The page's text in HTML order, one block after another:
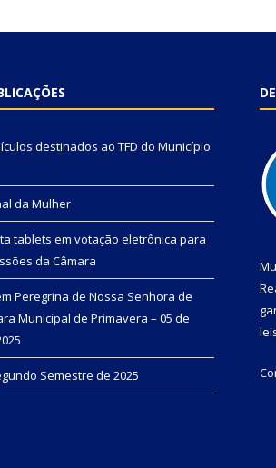
destinados ao TFD do Município
da Mulher
tablets em votação eletrônica para
da Câmara
Peregrina de Nossa Senhora de
Municipal de Primavera – 05 de
Semestre de 2025